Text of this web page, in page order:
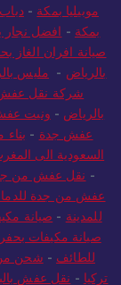
بالرياض-شركة
موبيليا بمكة -
بمكة -افضل نجار
صيانة افران الغاز
بالرياض- مليس
شركة نقل عفش
بالرياض
-ونيت
عفش جدة
-بناء
السعودية الى
-نقل عفش من
عفش من جدة
للمدينة-صيانة
صيانة مكيفات
للطائف -شحن من